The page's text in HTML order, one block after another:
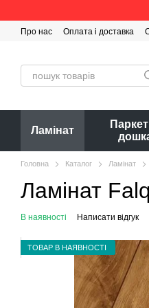
Про нас Оплата і доставка
Ламінат
Головна Каталог Ламінат
Ламінат
В наявності Написати відгук
ТОВАР В НАЯВНОСТІ